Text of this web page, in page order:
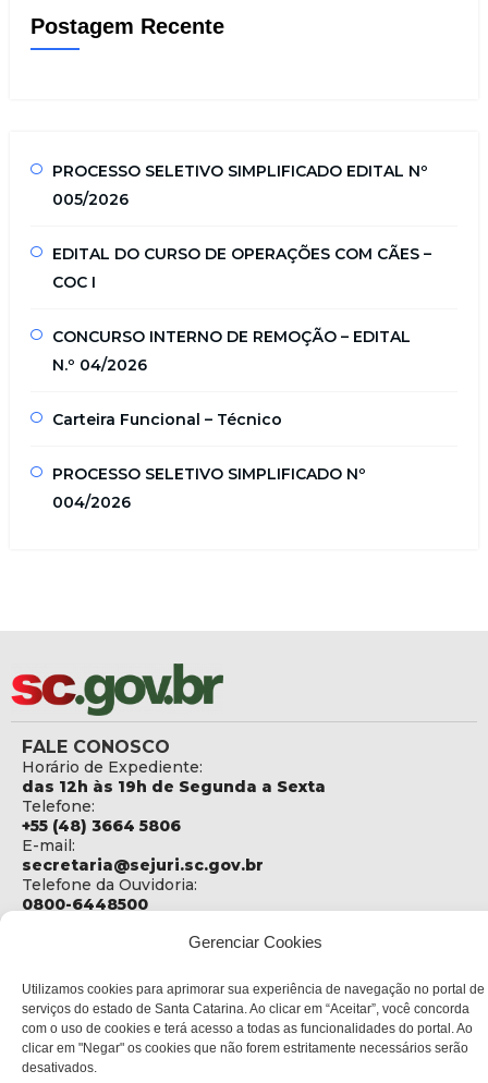
Gerenciar Cookies
Utilizamos cookies para aprimorar sua experiência de navegação no portal de
serviços do estado de Santa Catarina. Ao clicar em “Aceitar”, você concorda
com o uso de cookies e terá acesso a todas as funcionalidades do portal. Ao
clicar em "Negar" os cookies que não forem estritamente necessários serão
desativados.
Postagem Recente
PROCESSO SELETIVO SIMPLIFICADO EDITAL Nº
005/2026
EDITAL DO CURSO DE OPERAÇÕES COM CÃES –
COC I
CONCURSO INTERNO DE REMOÇÃO – EDITAL
N.º 04/2026
Carteira Funcional – Técnico
PROCESSO SELETIVO SIMPLIFICADO Nº
004/2026
FALE CONOSCO
Horário de Expediente:
das 12h às 19h de Segunda a Sexta
Telefone:
+55 (48) 3664 5806
E-mail:
secretaria@sejuri.sc.gov.br
Telefone da Ouvidoria:
0800-6448500
Social
Rua Fúlvio Aducci, 1214 - Loja 06
Bairro:
Estreito - Florianópolis - SC